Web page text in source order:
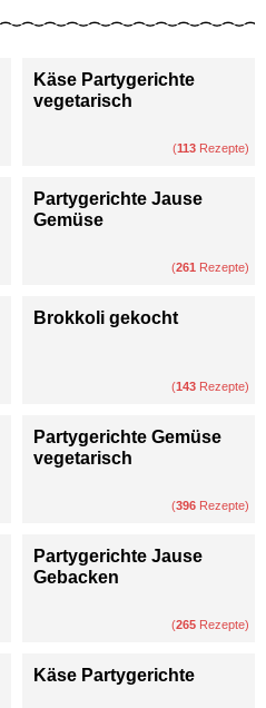
Käse Partygerichte
vegetarisch
(113 Rezepte)
Partygerichte Jause
Gemüse
(261 Rezepte)
Brokkoli gekocht
(143 Rezepte)
Partygerichte Gemüse
vegetarisch
(396 Rezepte)
Partygerichte Jause
Gebacken
(265 Rezepte)
Käse Partygerichte